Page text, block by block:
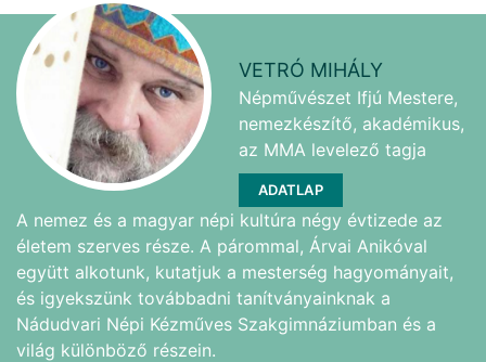
VETRÓ MIHÁLY
Népművészet Ifjú Mestere,
nemezkészítő, akadémikus,
az MMA levelező tagja
ADATLAP
A nemez és a magyar népi kultúra négy évtizede az
életem szerves része. A párommal, Árvai Anikóval
együtt alkotunk, kutatjuk a mesterség hagyományait,
és igyekszünk továbbadni tanítványainknak a
Nádudvari Népi Kézműves Szakgimnáziumban és a
világ különböző részein.